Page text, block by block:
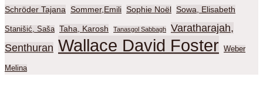
Schröder Tajana Sommer,Emili Sophie Noël Sowa, Elisabeth
Stanišić, Saša Taha, Karosh Tanasgol Sabbagh
Varatharajah,
Senthuran Wallace David Foster Weber
Melina